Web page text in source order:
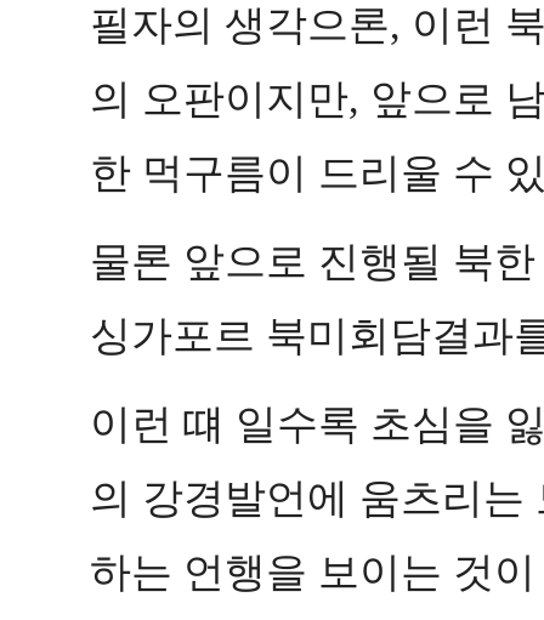
필자의 생각으론, 이런
의 오판이지만, 앞으로
한 먹구름이 드리울 수
물론 앞으로 진행될 북
싱가포르 북미회담결과
이런 떄 일수록 초심을
의 강경발언에 움츠리
하는 언행을 보이는 것